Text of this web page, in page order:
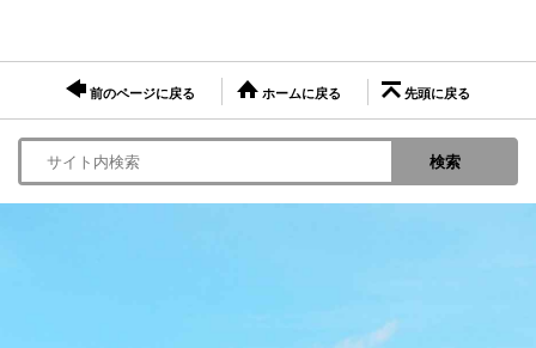
前のページに戻る ホームに戻る 先頭に戻る